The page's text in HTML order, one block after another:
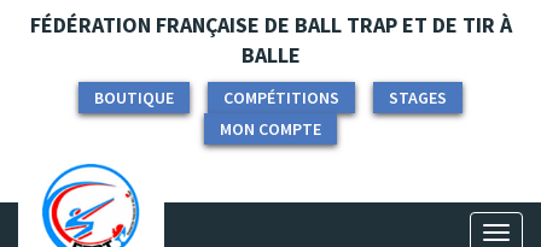
Panneau de gestion des cookies
FÉDÉRATION FRANÇAISE DE BALL TRAP ET DE TIR À
BALLE
BOUTIQUE COMPÉTITIONS
STAGES
MON COMPTE